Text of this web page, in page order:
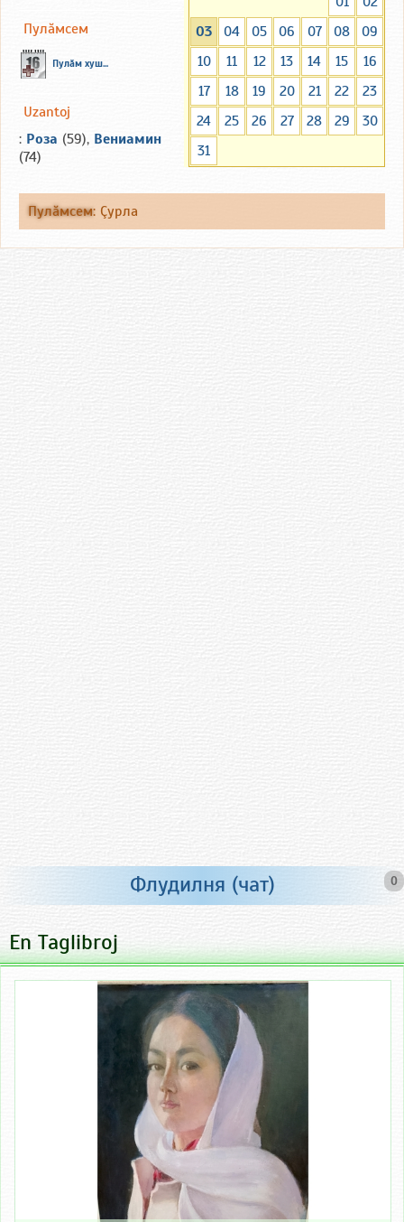
03
04 05 06 07 08
09
10
11 12 13 14 15
16
17
18 19 20 21 22
23
24
25 26 27 28 29
30
31
Пулăмсем
Пулăм хуш...
Uzantoj
: Роза (59), Вениамин
(74)
Пулăмсем: Çурла
0
Флудилня (чат)
En Taglibroj